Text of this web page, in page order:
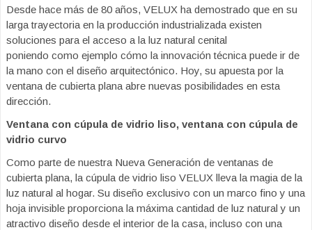
Desde hace más de 80 años, VELUX ha demostrado que en su
larga trayectoria en la producción industrializada existen
soluciones para el acceso a la luz natural cenital
poniendo como ejemplo cómo la innovación técnica puede ir de
la mano con el diseño arquitectónico. Hoy, su apuesta por la
ventana de cubierta plana abre nuevas posibilidades en esta
dirección.
Ventana con cúpula de vidrio liso, ventana con cúpula de
vidrio curvo
Como parte de nuestra Nueva Generación de ventanas de
cubierta plana, la cúpula de vidrio liso VELUX lleva la magia de la
luz natural al hogar. Su diseño exclusivo con un marco fino y una
hoja invisible proporciona la máxima cantidad de luz natural y un
atractivo diseño desde el interior de la casa, incluso con una